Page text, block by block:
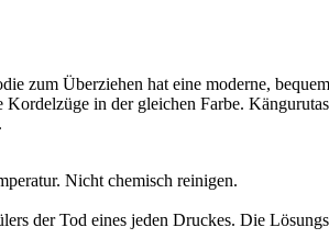
Überziehen hat eine moderne,
in der gleichen Farbe.
Nicht chemisch reinigen.
der Tod eines jeden Druckes. Die